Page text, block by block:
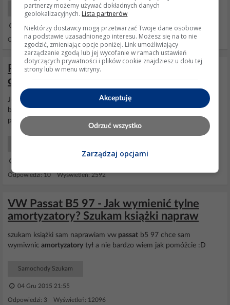
Samochody Elektryka i elektronika
23 Lut 2010 21:54
Odpowiedzi: 27 Wyświetleń: 76950
Passat b6 variant '06 - Bąbelki w zbiorniku
chłodniczym oraz falowanie autem.
Jeżeli jest wyciek np z jakiegoś wężyka ze strony zbiornika, też będa
bąbelki ?. Co do falowania auta, jest to możliwe gdy rozwalona jest
poduszka pod
Odpowiedzi: 10 Wyświetleń: 2592
VW Passat B5 97 - Jak wymienić tylne
amortyzatory? Szukam książki napraw
szukam książki sam naprawiam vw passat b5 97 chce sam
wymiwnic amortyzatory tył a nie bardzo wiem jak pomóżcie :D
Samochody Szukam
04 Gru 2015 21:55
Odpowiedzi: 3 Wyświetleń: 12096
partnerzy możemy używać dokładnych danych
geolokalizacyjnych. Lista partnerów
Niektórzy dostawcy mogą przetwarzać Twoje dane osobowe
na podstawie uzasadnionego interesu. Możesz się na to nie
zgodzić, zmieniając opcje poniżej. Link umożliwiający
zarządzanie zgodą lub jej wycofanie w ramach ustawień
dotyczących prywatności i plików cookie znajdziesz u dołu tej
strony lub w menu witryny.
Akceptuję
Odrzuć wszystko
Zarządzaj opcjami